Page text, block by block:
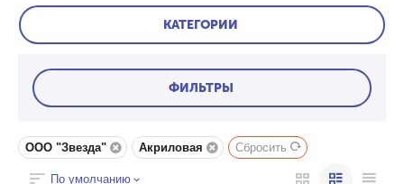
КАТЕГОРИИ
ФИЛЬТРЫ
ООО "Звезда" Акриловая Сбросить
По умолчанию